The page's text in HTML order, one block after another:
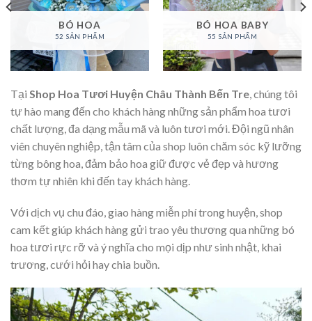
BÓ HOA
52 SẢN PHẨM
BÓ HOA BABY
55 SẢN PHẨM
Tại Shop Hoa Tươi Huyện Châu Thành Bến Tre , chúng tôi
tự hào mang đến cho khách hàng những sản phẩm hoa tươi
chất lượng, đa dạng mẫu mã và luôn tươi mới. Đội ngũ nhân
viên chuyên nghiệp, tận tâm của shop luôn chăm sóc kỹ lưỡng
từng bông hoa, đảm bảo hoa giữ được vẻ đẹp và hương
thơm tự nhiên khi đến tay khách hàng.
Với dịch vụ chu đáo, giao hàng miễn phí trong huyện, shop
cam kết giúp khách hàng gửi trao yêu thương qua những bó
hoa tươi rực rỡ và ý nghĩa cho mọi dịp như sinh nhật, khai
trương, cưới hỏi hay chia buồn.